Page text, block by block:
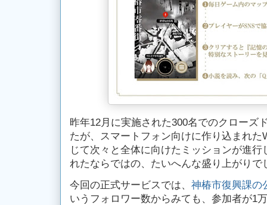
昨年12月に実施された300名でのクローズ
たが、スマートフォン向けに作り込まれ
じて次々と全体に向けたミッションが進
れたならではの、たいへんな盛り上がりで
今回の正式サービスでは、 神椿市復興課の
いうフォロワー数からみても、参加者が1